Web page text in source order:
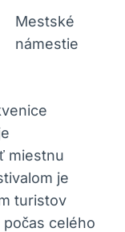
Mestské
námestie
miestnu
je
turistov
celého